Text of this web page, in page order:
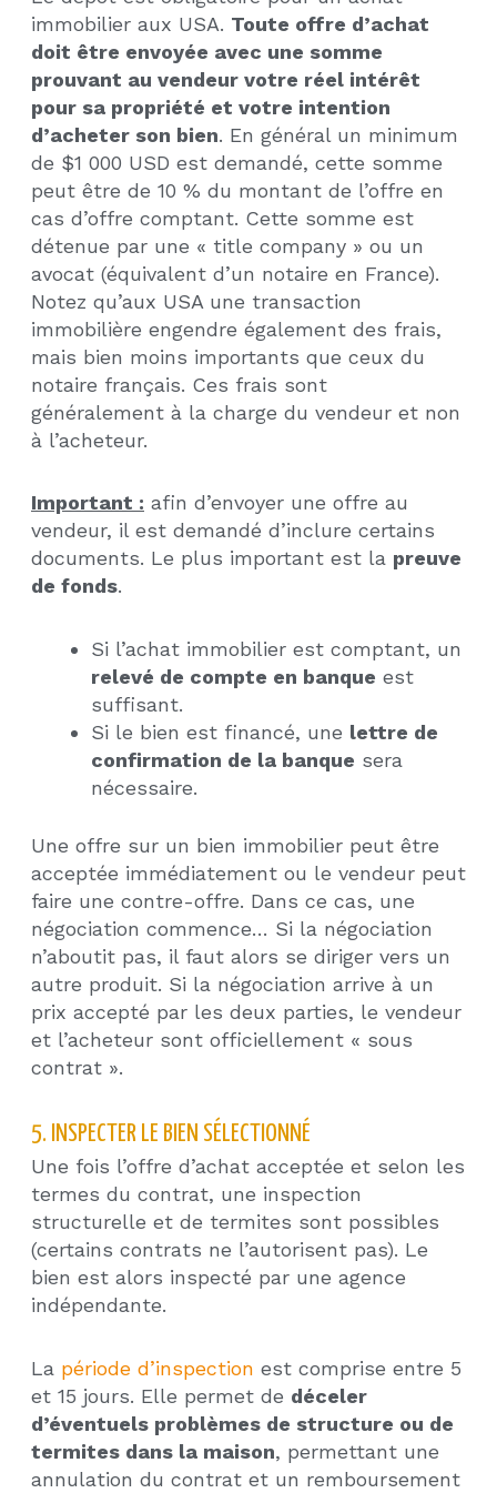
immobilier aux USA. Toute offre d’achat
doit être envoyée avec une somme
prouvant au vendeur votre réel intérêt
pour sa propriété et votre intention
d’acheter son bien. En général un minimum
de $1 000 USD est demandé, cette somme
peut être de 10 % du montant de l’offre en
cas d’offre comptant. Cette somme est
détenue par une « title company » ou un
avocat (équivalent d’un notaire en France).
Notez qu’aux USA une transaction
immobilière engendre également des frais,
mais bien moins importants que ceux du
notaire français. Ces frais sont
généralement à la charge du vendeur et non
à l’acheteur.
Important : afin d’envoyer une offre au
vendeur, il est demandé d’inclure certains
documents. Le plus important est la preuve
de fonds.
Si l’achat immobilier est comptant, un
relevé de compte en banque est
suffisant.
Si le bien est financé, une lettre de
confirmation de la banque sera
nécessaire.
Une offre sur un bien immobilier peut être
acceptée immédiatement ou le vendeur peut
faire une contre-offre. Dans ce cas, une
négociation commence… Si la négociation
n’aboutit pas, il faut alors se diriger vers un
autre produit. Si la négociation arrive à un
prix accepté par les deux parties, le vendeur
et l’acheteur sont officiellement « sous
contrat ».
5. INSPECTER LE BIEN SÉLECTIONNÉ
Une fois l’offre d’achat acceptée et selon les
termes du contrat, une inspection
structurelle et de termites sont possibles
(certains contrats ne l’autorisent pas). Le
bien est alors inspecté par une agence
indépendante.
La période d’inspection est comprise entre 5
et 15 jours. Elle permet de déceler
d’éventuels problèmes de structure ou de
termites dans la maison, permettant une
annulation du contrat et un remboursement